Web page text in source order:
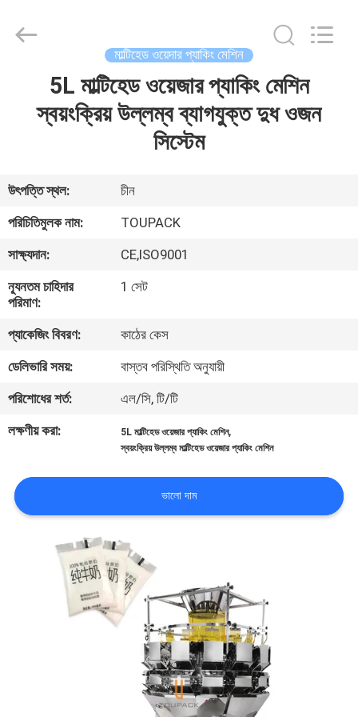
আমাদের
সম্পর্কে
ফ্যাক্টরি
ট্যুর
মান
নিয়ন্ত্রণ
আমাদের
যোগাযোগ
করুন
মাল্টিহেড ওয়েদার প্যাকিং মেশিন
5L মাল্টিহেড ওয়েজার প্যাকিং মেশিন
স্বয়ংক্রিয় উল্লম্ব ব্যাগযুক্ত দুধ ওজন
সিস্টেম
উৎপত্তি স্থল:
চীন
পরিচিতিমুলক নাম:
TOUPACK
সাক্ষ্যদান:
CE,ISO9001
ন্যূনতম চাহিদার
পরিমাণ:
1 সেট
প্যাকেজিং বিবরণ:
কাঠের কেস
ডেলিভারি সময়:
বাস্তব পরিস্থিতি অনুযায়ী
পরিশোধের শর্ত:
এল/সি, টি/টি
লক্ষণীয় করা:
5L মাল্টিহেড ওয়েজার প্যাকিং মেশিন,
স্বয়ংক্রিয় উল্লম্ব মাল্টিহেড ওয়েজার প্যাকিং মেশিন
ভালো দাম